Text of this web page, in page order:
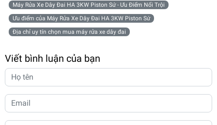
Máy Rửa Xe Dây Đai HA 3KW Piston Sứ - Ưu Điểm Nổi Trội
Ưu điểm của Máy Rửa Xe Dây Đai HA 3KW Piston Sứ
Địa chỉ uy tín chọn mua máy rửa xe dây đai
Viết bình luận của bạn